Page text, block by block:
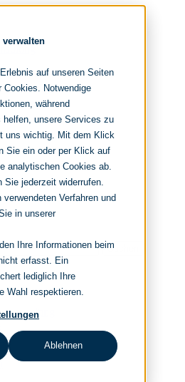
auf unseren Seiten
Cookies. Notwendige
während
unsere Services zu
uns wichtig. Mit dem Klick
Sie ein oder per Klick auf
analytischen Cookies ab.
Sie jederzeit widerrufen.
Verfahren und
in unserer
Ihre Informationen beim
erfasst. Ein
lediglich Ihre
Wahl respektieren.
Ablehnen
Suchen
consulting